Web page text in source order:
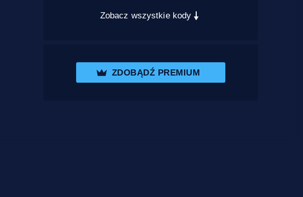
Zobacz wszystkie kody
ZDOBĄDŹ PREMIUM